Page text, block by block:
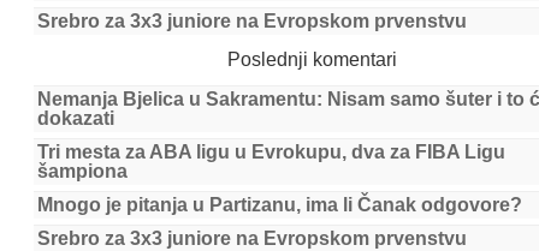
Srebro za 3x3 juniore na Evropskom prvenstvu
Poslednji komentari
Nemanja Bjelica u Sakramentu: Nisam samo šuter i to
dokazati
Tri mesta za ABA ligu u Evrokupu, dva za FIBA Ligu
šampiona
Mnogo je pitanja u Partizanu, ima li Čanak odgovore?
Srebro za 3x3 juniore na Evropskom prvenstvu